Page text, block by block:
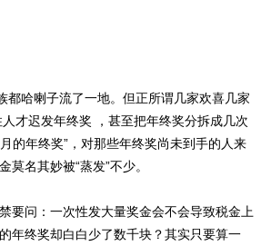
哈喇子流了一地。但正所谓几家欢喜几家
才迟发年终奖 ，甚至把年终奖分拆成几次
的年终奖”，对那些年终奖尚未到手的人来
名其妙被“蒸发”不少。
问：一次性发大量奖金会不会导致税金上
年终奖却白白少了数千块？其实只要算一